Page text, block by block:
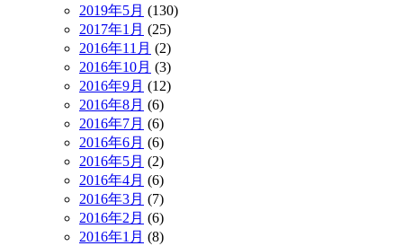
2019年5月 (130)
2017年1月 (25)
2016年11月 (2)
2016年10月 (3)
2016年9月 (12)
2016年8月 (6)
2016年7月 (6)
2016年6月 (6)
2016年5月 (2)
2016年4月 (6)
2016年3月 (7)
2016年2月 (6)
2016年1月 (8)